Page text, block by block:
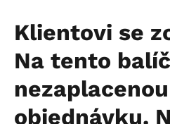
Klientovi se
Na tento
nezaplacenou
objednávku.